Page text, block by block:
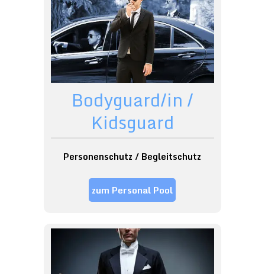
Bodyguard/in /
Kidsguard
Personenschutz / Begleitschutz
zum Personal Pool